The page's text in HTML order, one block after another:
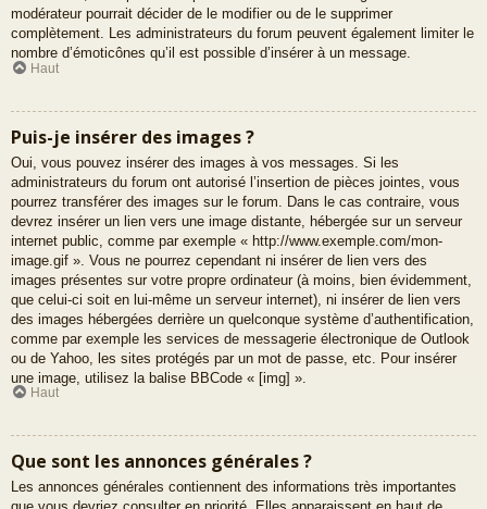
modérateur pourrait décider de le modifier ou de le supprimer
complètement. Les administrateurs du forum peuvent également limiter le
nombre d’émoticônes qu’il est possible d’insérer à un message.
Haut
Puis-je insérer des images ?
Oui, vous pouvez insérer des images à vos messages. Si les
administrateurs du forum ont autorisé l’insertion de pièces jointes, vous
pourrez transférer des images sur le forum. Dans le cas contraire, vous
devrez insérer un lien vers une image distante, hébergée sur un serveur
internet public, comme par exemple « http://www.exemple.com/mon-
image.gif ». Vous ne pourrez cependant ni insérer de lien vers des
images présentes sur votre propre ordinateur (à moins, bien évidemment,
que celui-ci soit en lui-même un serveur internet), ni insérer de lien vers
des images hébergées derrière un quelconque système d’authentification,
comme par exemple les services de messagerie électronique de Outlook
ou de Yahoo, les sites protégés par un mot de passe, etc. Pour insérer
une image, utilisez la balise BBCode « [img] ».
Haut
Que sont les annonces générales ?
Les annonces générales contiennent des informations très importantes